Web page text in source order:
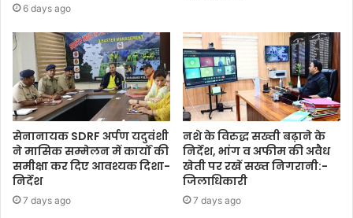
6 days ago
सेनानायक SDRF अर्पण यदुवंशी
ने मासिक सम्मेलन में कार्यों की
समीक्षा कर दिए आवश्यक दिशा-
निर्देश
7 days ago
नशे के विरुद्ध सख्ती बढ़ाने के
निर्देश, भांग व अफीम की अवैध
खेती पर रखें सख्त निगरानी:-
जिलाधिकारी
7 days ago